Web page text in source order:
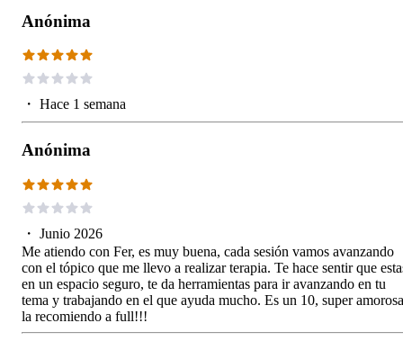
Anónima
・ Hace 1 semana
Anónima
・ Junio 2026
Me atiendo con Fer, es muy buena, cada sesión vamos avanzando
con el tópico que me llevo a realizar terapia. Te hace sentir que
en un espacio seguro, te da herramientas para ir avanzando en tu
tema y trabajando en el que ayuda mucho. Es un 10, super amorosa
la recomiendo a full!!!